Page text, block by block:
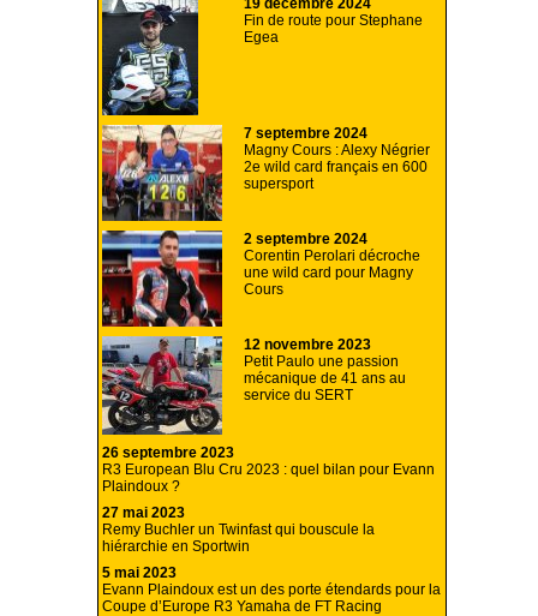
Fin de route pour Stephane
Egea
7 septembre 2024
Magny Cours : Alexy Négrier
2e wild card français en 600
supersport
2 septembre 2024
Corentin Perolari décroche
une wild card pour Magny
Cours
12 novembre 2023
Petit Paulo une passion
mécanique de 41 ans au
service du SERT
26 septembre 2023
R3 European Blu Cru 2023 : quel bilan pour Evann
Plaindoux ?
27 mai 2023
Remy Buchler un Twinfast qui bouscule la
hiérarchie en Sportwin
5 mai 2023
Evann Plaindoux est un des porte étendards pour la
Coupe d’Europe R3 Yamaha de FT Racing